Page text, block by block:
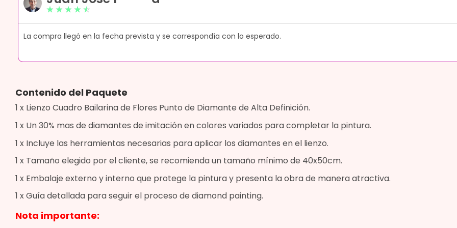
☆ ☆ ☆ ☆ ☆
La compra llegó en la fecha prevista y se correspondía con lo esperado.
Contenido del Paquete
1 x Lienzo Cuadro Bailarina de Flores Punto de Diamante de Alta Definición.
1 x Un 30% mas de diamantes de imitación en colores variados para completar la pintura.
1 x Incluye las herramientas necesarias para aplicar los diamantes en el lienzo.
1 x Tamaño elegido por el cliente, se recomienda un tamaño mínimo de 40x50cm.
1 x Embalaje externo y interno que protege la pintura y presenta la obra de manera atractiva.
1 x Guía detallada para seguir el proceso de diamond painting.
Nota importante: